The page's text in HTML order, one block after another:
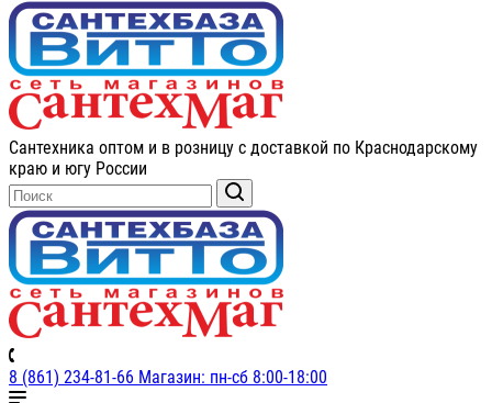
Сантехника оптом и в розницу с доставкой по Краснодарскому
краю и югу России
8 (861) 234-81-66 Магазин: пн-сб 8:00-18:00